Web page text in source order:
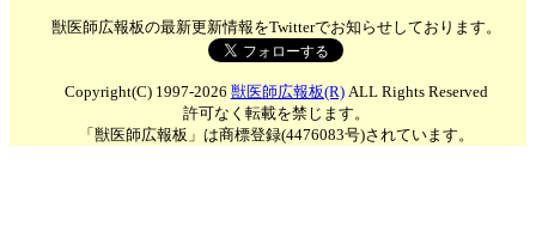
獣医師広報板の最新更新情報をTwitterでお知らせしております。
Copyright(C) 1997-2026 獣医師広報板(R)ALL Rights Reserved
許可なく転載を禁じます。
「獣医師広報板」は商標登録(4476083号)されています。